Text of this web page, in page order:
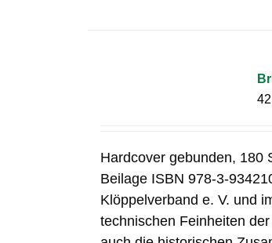
Hardcover gebunden, 180
Beilage ISBN 978-3-
Klöppelverband e. V. und
technischen Feinheiten